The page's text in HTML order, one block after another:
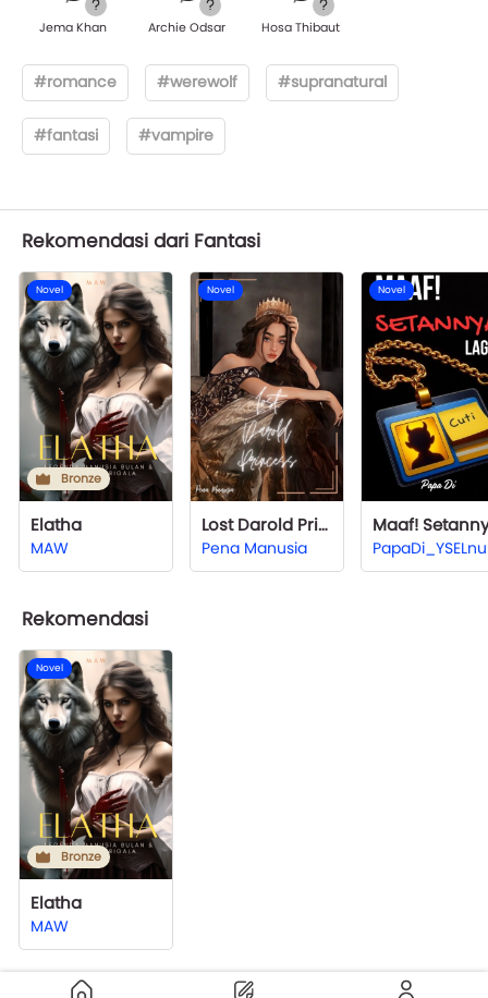
Jema Khan Archie Odsar Hosa Thibaut
#romance #werewolf #supranatural
#fantasi #vampire
Rekomendasi dari Fantasi
Novel
Bronze
Elatha
MAW
Novel
Lost Darold Princess
Pena Manusia
Novel
Rekomendasi
Novel
Bronze
Elatha
MAW